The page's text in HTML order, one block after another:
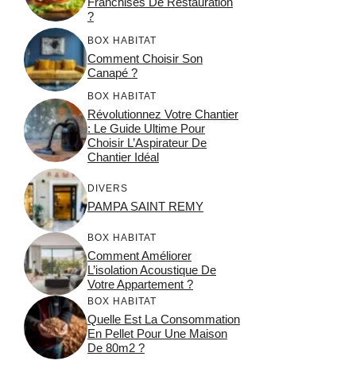
?
BOX HABITAT
Comment Choisir Son
Canapé ?
BOX HABITAT
Révolutionnez Votre Chantier
: Le Guide Ultime Pour
Choisir L’Aspirateur De
Chantier Idéal
DIVERS
PAMPA SAINT REMY
BOX HABITAT
Comment Améliorer
L’isolation Acoustique De
Votre Appartement ?
BOX HABITAT
Quelle Est La Consommation
En Pellet Pour Une Maison
De 80m2 ?